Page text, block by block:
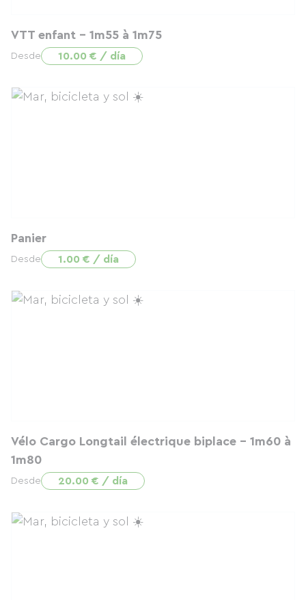
VTT enfant - 1m55 à 1m75
Desde 10.00 € / día
Panier
Desde 1.00 € / día
Vélo Cargo Longtail électrique biplace - 1m60 à
1m80
Desde 20.00 € / día